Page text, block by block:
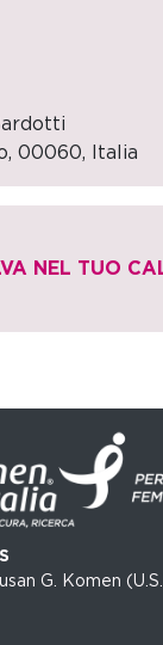
, 00060, Italia
NEL TUO
G. Komen